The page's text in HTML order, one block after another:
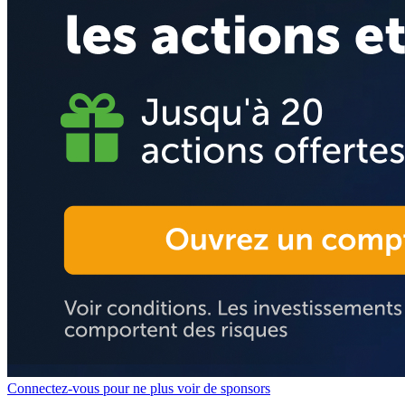
Connectez-vous pour ne plus voir de sponsors